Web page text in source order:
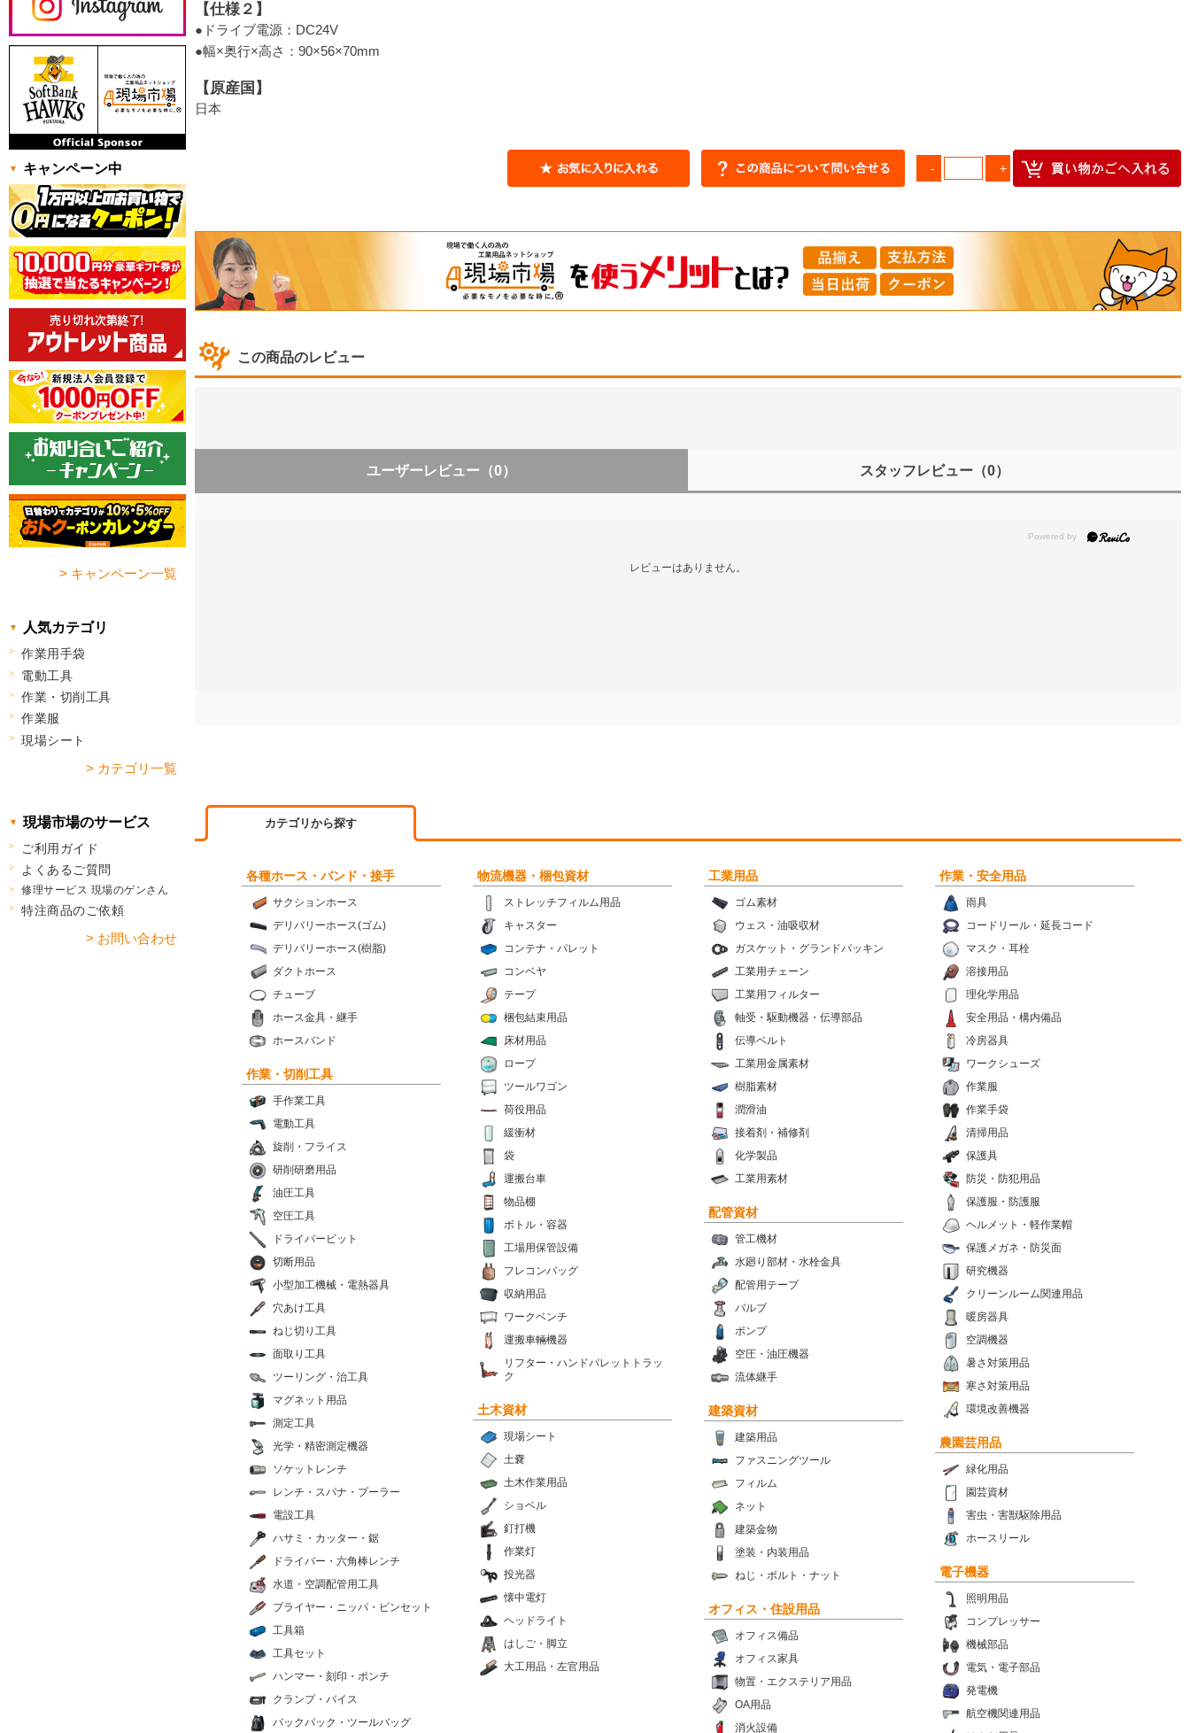
【仕様２】
●ドライブ電源：DC24V
●幅×奥行×高さ：90×56×70mm
【原産国】
日本
この商品のレビュー
ユーザーレビュー （0） スタッフレビュー （0）
レビューはありません。
カテゴリから探す
各種ホース・バンド・接手
サクションホース
デリバリーホース(ゴム)
デリバリーホース(樹脂)
ダクトホース
チューブ
ホース金具・継手
ホースバンド
物流機器・梱包資材
ストレッチフィルム用品
キャスター
コンテナ・パレット
コンベヤ
テープ
梱包結束用品
床材用品
ロープ
ツールワゴン
荷役用品
緩衝材
袋
運搬台車
物品棚
ボトル・容器
工場用保管設備
フレコンバッグ
収納用品
ワークベンチ
運搬車輛機器
リフター・ハンドパレットトラッ
ク
工業用品
ゴム素材
ウェス・油吸収材
ガスケット・グランドパッキン
工業用チェーン
工業用フィルター
軸受・駆動機器・伝導部品
伝導ベルト
工業用金属素材
樹脂素材
潤滑油
接着剤・補修剤
化学製品
工業用素材
作業・安全用品
雨具
コードリール・延長コード
マスク・耳栓
溶接用品
理化学用品
安全用品・構内備品
冷房器具
ワークシューズ
作業服
作業手袋
清掃用品
保護具
防災・防犯用品
保護服・防護服
ヘルメット・軽作業帽
保護メガネ・防災面
研究機器
クリーンルーム関連用品
暖房器具
空調機器
暑さ対策用品
寒さ対策用品
環境改善機器
作業・切削工具
手作業工具
電動工具
旋削・フライス
研削研磨用品
油圧工具
空圧工具
ドライバービット
切断用品
小型加工機械・電熱器具
穴あけ工具
ねじ切り工具
面取り工具
ツーリング・治工具
マグネット用品
測定工具
光学・精密測定機器
ソケットレンチ
レンチ・スパナ・プーラー
電設工具
ハサミ・カッター・鋸
ドライバー・六角棒レンチ
水道・空調配管用工具
プライヤー・ニッパ・ピンセット
工具箱
工具セット
ハンマー・刻印・ポンチ
クランプ・バイス
バックパック・ツールバッグ
配管資材
管工機材
水廻り部材・水栓金具
配管用テープ
バルブ
ポンプ
空圧・油圧機器
流体継手
土木資材
現場シート
土嚢
土木作業用品
ショベル
釘打機
作業灯
投光器
懐中電灯
ヘッドライト
はしご・脚立
大工用品・左官用品
建築資材
建築用品
ファスニングツール
フィルム
ネット
建築金物
塗装・内装用品
ねじ・ボルト・ナット
農園芸用品
緑化用品
園芸資材
害虫・害獣駆除用品
ホースリール
電子機器
照明用品
コンプレッサー
機械部品
電気・電子部品
発電機
航空機関連用品
オフィス・住設用品
オフィス備品
オフィス家具
物置・エクステリア用品
OA用品
消火設備
キャンペーン中
> キャンペーン一覧
人気カテゴリ
作業用手袋
電動工具
作業・切削工具
作業服
現場シート
> カテゴリ一覧
現場市場のサービス
ご利用ガイド
よくあるご質問
修理サービス 現場のゲンさん
特注商品のご依頼
> お問い合わせ